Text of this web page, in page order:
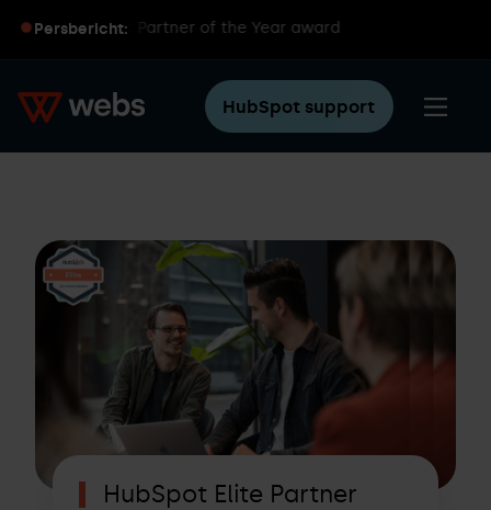
Persbericht:
HubSpot Partner of the Year award
HubSpot support
HubSpot Elite Partner